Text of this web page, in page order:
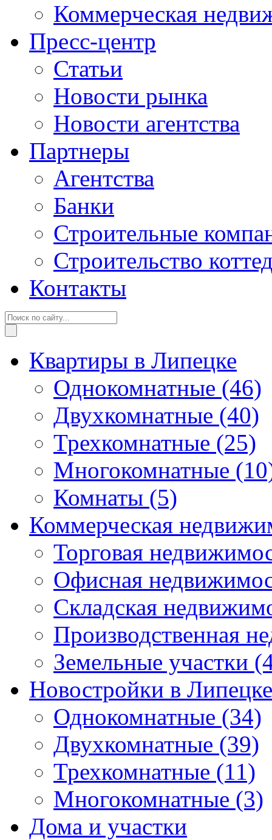
Коммерческая
Пресс-центр
Статьи
Новости рынка
Новости агентства
Партнеры
Агентства
Банки
Строительные
Строительство
Контакты
Квартиры в Липецке
Однокомнатные (46)
Двухкомнатные (40)
Трехкомнатные (25)
Многокомнатные
Комнаты (5)
Коммерческая
Торговая
Офисная
Складская
Производственная
Земельные участки
Новостройки в Липецке
Однокомнатные (34)
Двухкомнатные (39)
Трехкомнатные (11)
Многокомнатные (3)
Дома и участки